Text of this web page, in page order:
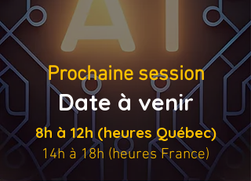
Prochaine session
Date à venir
8h à 12h (heures Québec)
14h à 18h (heures France)